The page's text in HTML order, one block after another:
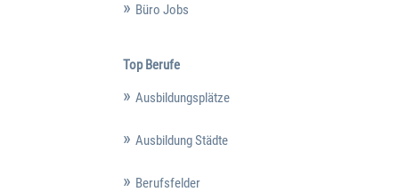
Büro Jobs
Top Berufe
Ausbildungsplätze
Ausbildung Städte
Berufsfelder